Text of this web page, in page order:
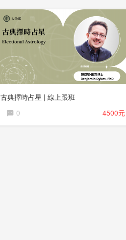
古典擇時占星 | 線上跟班
0
4500元